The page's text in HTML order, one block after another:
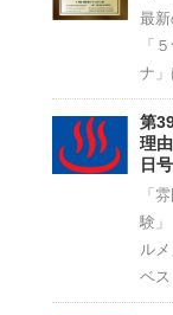
最新
「
ナ」
第
理
日
「
験
ル
ベス